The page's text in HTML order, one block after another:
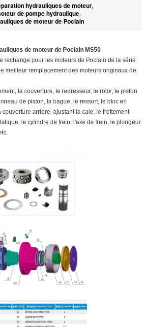
hydrauliques de moteur,
de pompe hydraulique,
de moteur de Poclain
de moteur de Poclain MS50
rechange pour les moteurs de Poclain de la série
meilleur remplacement des moteurs originaux de
la couverture, le redresseur, le rotor, le piston
de piston, la bague, le ressort, le bloc en
arrière, ajustant la cale, le frottement
le cylindre de frein, l'axe de frein, le plongeur